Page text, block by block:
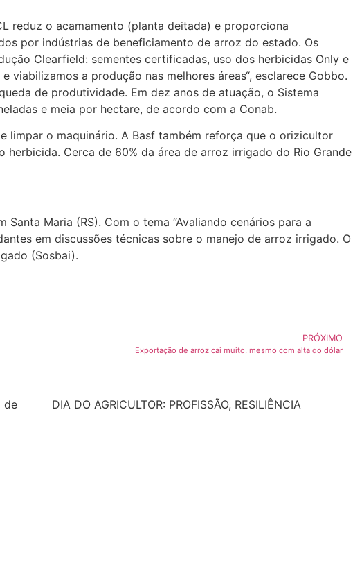
reduz o acamamento (planta deitada) e proporciona
por indústrias de beneficiamento de arroz do estado. Os
Clearfield: sementes certificadas, uso dos herbicidas Only e
a produção nas melhores áreas“, esclarece Gobbo.
de produtividade. Em dez anos de atuação, o Sistema
e meia por hectare, de acordo com a Conab.
limpar o maquinário. A Basf também reforça que o orizicultor
Cerca de 60% da área de arroz irrigado do Rio Grande
Maria (RS). Com o tema “Avaliando cenários para a
em discussões técnicas sobre o manejo de arroz irrigado. O
(Sosbai).
PRÓXIMO
Exportação de arroz cai muito, mesmo com alta do dólar
de
DIA DO AGRICULTOR: PROFISSÃO, RESILIÊNCIA